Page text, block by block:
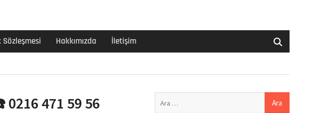
Sözleşmesi Hakkımızda İletişim
471 59 56